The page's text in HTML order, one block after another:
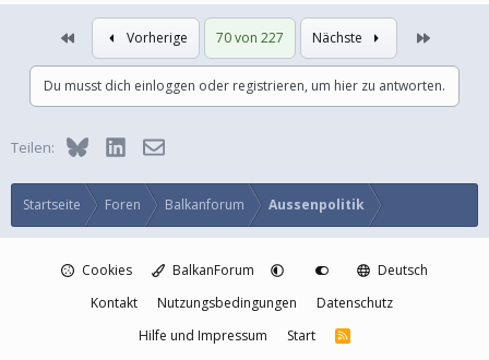
Erste Vorherige 70 von 227 Nächste Letzte
Du musst dich einloggen oder registrieren, um hier zu antworten.
Teilen: BlueskyLinkedInE-Mail
Startseite Foren Balkanforum Aussenpolitik
Cookies BalkanForum
Deutsch
Kontakt
Nutzungsbedingungen
Datenschutz
Hilfe und Impressum
Start
R
S